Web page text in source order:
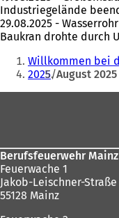
Industriegelände
29.08.2025 -
Baukran drohte durch
Sie
befinden
sich
Willkommen bei
2025 August 2025
Berufsfeuerwehr Mainz
Feuerwache 1
Jakob-Leischner-Straße
55128 Mainz